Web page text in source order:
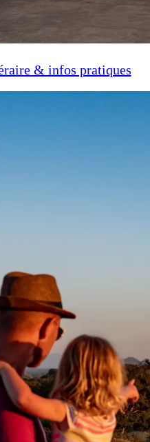
& infos pratiques